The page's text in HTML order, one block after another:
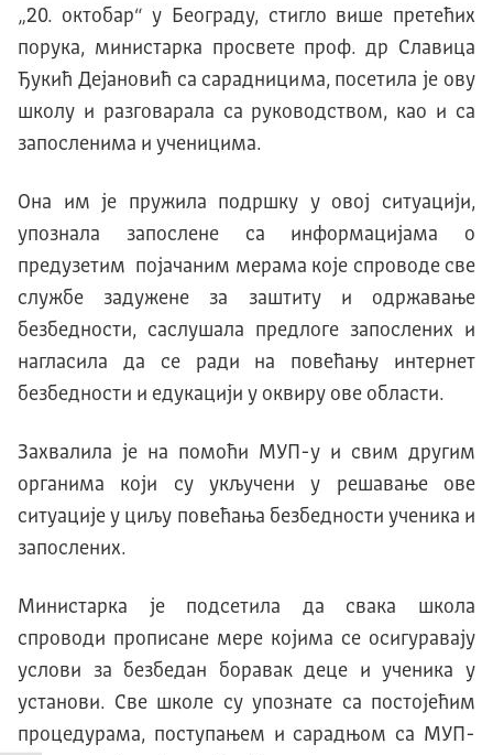
„20. октобар“ у Београду, стигло више претећих
порука, министарка просвете проф. др Славица
Ђукић Дејановић са сарадницима, посетила је ову
школу и разговарала са руководством, као и са
запосленима и ученицима.
Она им је пружила подршку у овој ситуацији,
упознала запослене са информацијама о
предузетим појачаним мерама које спроводе све
службе задужене за заштиту и одржавање
безбедности, саслушала предлоге запослених и
нагласила да се ради на повећању интернет
безбедности и едукацији у оквиру ове области.
Захвалила је на помоћи МУП-у и свим другим
органима који су укључени у решавање ове
ситуације у циљу повећања безбедности ученика и
запослених.
Министарка је подсетила да свака школа
спроводи прописане мере којима се осигуравају
услови за безбедан боравак деце и ученика у
установи. Све школе су упознате са постојећим
процедурама, поступањем и сарадњом са МУП-